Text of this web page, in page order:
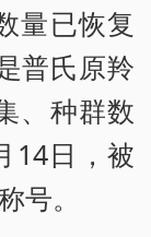
量已恢复
普氏原羚
、种群数
14日，被
号。